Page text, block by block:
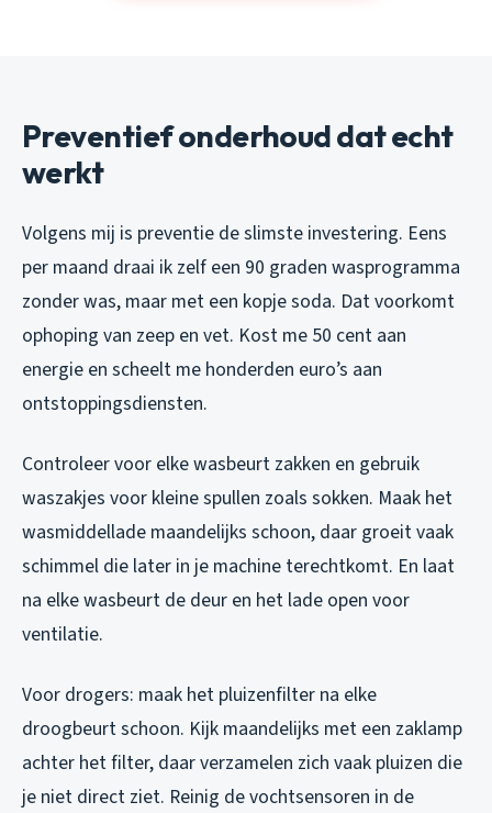
Preventief onderhoud dat echt
werkt
Volgens mij is preventie de slimste investering. Eens
per maand draai ik zelf een 90 graden wasprogramma
zonder was, maar met een kopje soda. Dat voorkomt
ophoping van zeep en vet. Kost me 50 cent aan
energie en scheelt me honderden euro’s aan
ontstoppingsdiensten.
Controleer voor elke wasbeurt zakken en gebruik
waszakjes voor kleine spullen zoals sokken. Maak het
wasmiddellade maandelijks schoon, daar groeit vaak
schimmel die later in je machine terechtkomt. En laat
na elke wasbeurt de deur en het lade open voor
ventilatie.
Voor drogers: maak het pluizenfilter na elke
droogbeurt schoon. Kijk maandelijks met een zaklamp
achter het filter, daar verzamelen zich vaak pluizen die
je niet direct ziet. Reinig de vochtsensoren in de